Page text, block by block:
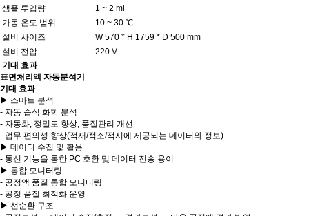
샘플 투입량
1 ~ 2 ml
가동 온도 범위
10 ~ 30 ℃
설비 사이즈
W 570 * H 1759 * D 500 mm
설비 전압
220 V
기대 효과
표면처리액 자동분석기
기대 효과
▶ 스마트 분석
- 자동 습식 화학 분석
- 자동화, 정밀도 향상, 품질관리 개선
- 업무 편의성 향상(적재/적소/적시에 제공되는 데이터와 정보)
▶ 데이터 수집 및 활용
- 통신 기능을 통한 PC 호환 및 데이터 전송 용이
▶ 통합 모니터링
- 공정액 품질 통합 모니터링
- 공정 품질 최적화 운영
▶ 선순환 구조